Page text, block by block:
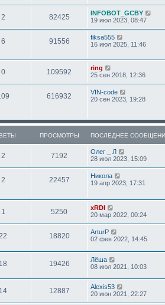
2 82425
INFOBOT_GCBY
19 июл 2023, 08:47
6 91556
fiksa555
16 июл 2025, 11:46
0 109592
ring
25 сен 2018, 12:36
616932
VIN-code
20 сен 2023, 19:28
ПРОСМОТРЫ ПОСЛЕДНЕЕ
2 7192
Олег _ Л
28 июл 2023, 15:09
2 22457
Никола
19 апр 2023, 17:31
1 5250
xRDI
20 мар 2022, 00:24
18820
ArturP
02 фев 2022, 14:45
18 19426
Лёша
08 июл 2021, 10:03
14 12887
Alexis53
20 июн 2021, 22:27